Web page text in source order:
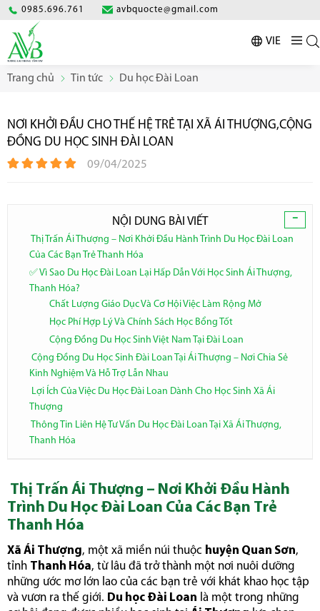
0985.696.761 avbquocte@gmail.com
VIE
Trang chủ Tin tức Du học Đài Loan
NƠI KHỞI ĐẦU CHO THẾ HỆ TRẺ TẠI XÃ ÁI THƯỢNG,CỘNG
ĐỒNG DU HỌC SINH ĐÀI LOAN
09/04/2025
-
NỘI DUNG BÀI VIẾT
Thị Trấn Ái Thượng – Nơi Khởi Đầu Hành Trình Du Học Đài Loan
Của Các Bạn Trẻ Thanh Hóa
✅ Vì Sao Du Học Đài Loan Lại Hấp Dẫn Với Học Sinh Ái Thượng,
Thanh Hóa?
Chất Lượng Giáo Dục Và Cơ Hội Việc Làm Rộng Mở
Học Phí Hợp Lý Và Chính Sách Học Bổng Tốt
Cộng Đồng Du Học Sinh Việt Nam Tại Đài Loan
Cộng Đồng Du Học Sinh Đài Loan Tại Ái Thượng – Nơi Chia Sẻ
Kinh Nghiệm Và Hỗ Trợ Lẫn Nhau
Lợi Ích Của Việc Du Học Đài Loan Dành Cho Học Sinh Xã Ái
Thượng
Thông Tin Liên Hệ Tư Vấn Du Học Đài Loan Tại Xã Ái Thượng,
Thanh Hóa
Thị Trấn Ái Thượng – Nơi Khởi Đầu Hành
Trình Du Học Đài Loan Của Các Bạn Trẻ
Thanh Hóa
Xã Ái Thượng, một xã miền núi thuộc huyện Quan Sơn,
tỉnh Thanh Hóa, từ lâu đã trở thành một nơi nuôi dưỡng
những ước mơ lớn lao của các bạn trẻ với khát khao học tập
và vươn ra thế giới. Du học Đài Loan là một trong những